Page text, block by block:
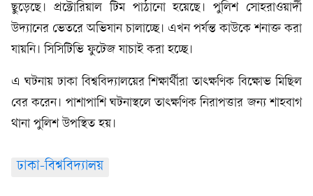
ছুড়েছে। প্রক্টোরিয়াল টিম পাঠানো হয়েছে। পুলিশ সোহরাওয়ার্দী
উদ্যানের ভেতরে অভিযান চালাচ্ছে। এখন পর্যন্ত কাউকে শনাক্ত করা
যায়নি। সিসিটিভি ফুটেজ যাচাই করা হচ্ছে।
এ ঘটনায় ঢাকা বিশ্ববিদ্যালয়ের শিক্ষার্থীরা তাৎক্ষণিক বিক্ষোভ মিছিল
বের করেন। পাশাপাশি ঘটনাস্থলে তাৎক্ষণিক নিরাপত্তার জন্য শাহবাগ
থানা পুলিশ উপস্থিত হয়।
ঢাকা-বিশ্ববিদ্যালয়